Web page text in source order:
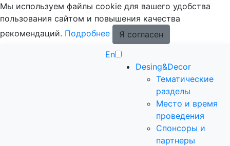
Мы используем файлы cookie для вашего удобства
пользования сайтом и повышения качества
рекомендаций. Подробнее
Я согласен
En
Desing&Decor
Тематические
разделы
Место и время
проведения
Спонсоры и
партнеры